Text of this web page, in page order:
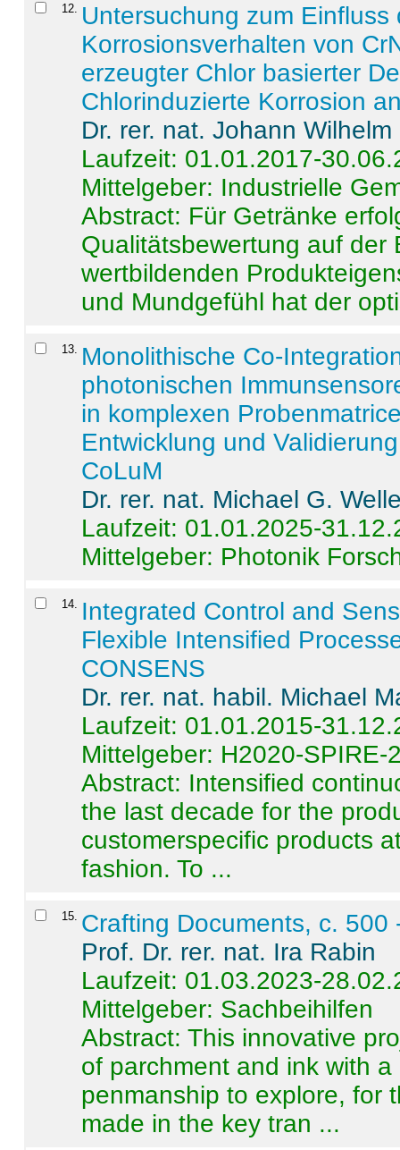
12
Untersuchung zum
Korrosionsverhalten von
erzeugter Chlor basierter
Chlorinduzierte Korrosion
Dr. rer. nat. Johann
Laufzeit: 01.01.2017-
Mittelgeber: Industrielle
Abstract: Für Getränke
Qualitätsbewertung auf der
wertbildenden
und Mundgefühl hat der
13
Monolithische Co-
photonischen
in komplexen
Entwicklung und
CoLuM
Dr. rer. nat. Michael G.
Laufzeit: 01.01.2025-
Mittelgeber: Photonik
14
Integrated Control and
Flexible Intensified
CONSENS
Dr. rer. nat. habil. Michael
Laufzeit: 01.01.2015-
Mittelgeber: H2020-SPIRE-
Abstract: Intensified
the last decade for the
customerspecific products
fashion. To ...
15 Crafting Documents, c. 500
Prof. Dr. rer. nat. Ira Rabin
Laufzeit: 01.03.2023-
Mittelgeber: Sachbeihilfen
Abstract:This innovative
of parchment and ink with
penmanship to explore, for
made in the key tran ...